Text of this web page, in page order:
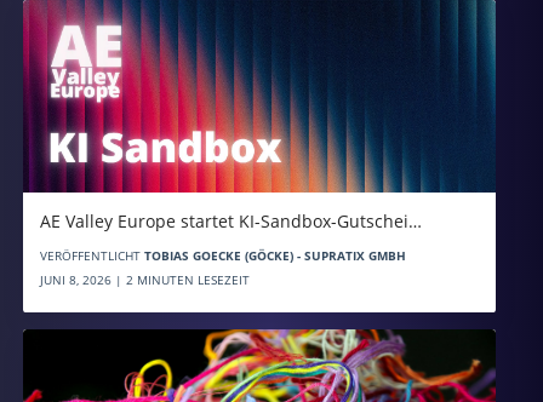
AE Valley Europe startet KI-Sandbox-Gutschei…
VERÖFFENTLICHT TOBIAS GOECKE (GÖCKE) - SUPRATIX GMBH
JUNI 8, 2026 | 2 MINUTEN LESEZEIT